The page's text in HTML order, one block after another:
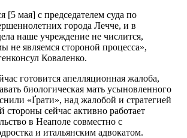
[5 мая] с председателем суда по
города Лечче, и в
наше учреждение не числится,
не являемся стороной процесса»,
Коваленко.
готовится апелляционная жалоба,
биологическая мать усыновленного
«Ґрати», над жалобой и стратегией
стороны сейчас активно работает
в Неаполе совместно с
и итальянским адвокатом.